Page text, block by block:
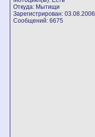
Откуда: Мытищи
Зарегистрирован: 03.08.2006
Сообщений: 6675